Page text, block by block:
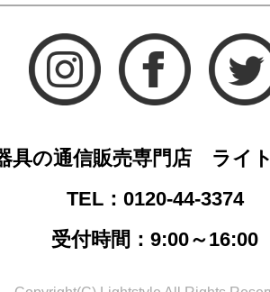
具の通信販売専門店 ライ
TEL：0120-44-3374
受付時間：9:00～16:00